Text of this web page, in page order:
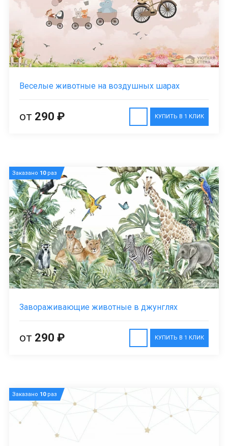
Веселые животные на воздушных шарах
КУПИТЬ В 1 КЛИК
от 290 ₽
Заказано 10раз
Завораживающие животные в джунглях
КУПИТЬ В 1 КЛИК
от 290 ₽
Заказано 10раз